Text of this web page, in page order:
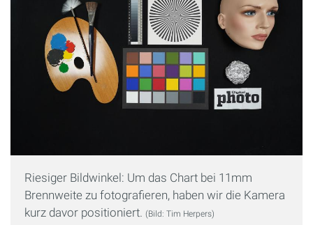
Riesiger Bildwinkel: Um das Chart bei 11mm
Brennweite zu fotografieren, haben wir die Kamera
kurz davor positioniert. (Bild: Tim Herpers)